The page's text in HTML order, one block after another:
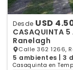
Desde USD
CASAQUINTA
Ranelagh
Calle 362 1266,
5 ambientes | 3
Casaquinta en